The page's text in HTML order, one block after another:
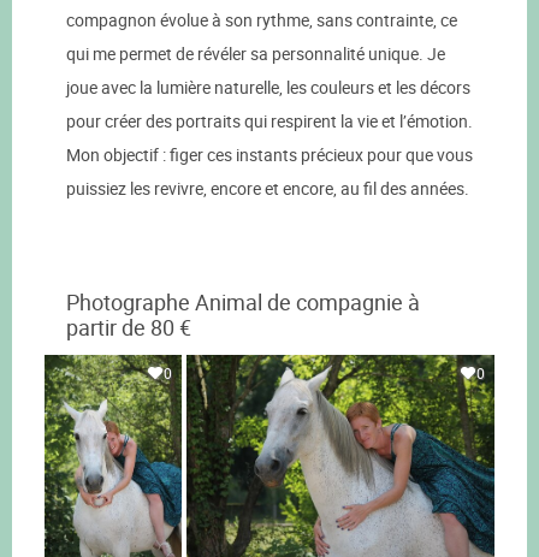
compagnon évolue à son rythme, sans contrainte, ce
qui me permet de révéler sa personnalité unique. Je
joue avec la lumière naturelle, les couleurs et les décors
pour créer des portraits qui respirent la vie et l’émotion.
Mon objectif : figer ces instants précieux pour que vous
puissiez les revivre, encore et encore, au fil des années.
Photographe Animal de compagnie à
partir de 80 €
0 0